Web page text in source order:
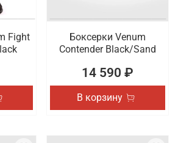
Fight
Боксерки Venum
Contender Black/Sand
14 590 ₽
В корзину